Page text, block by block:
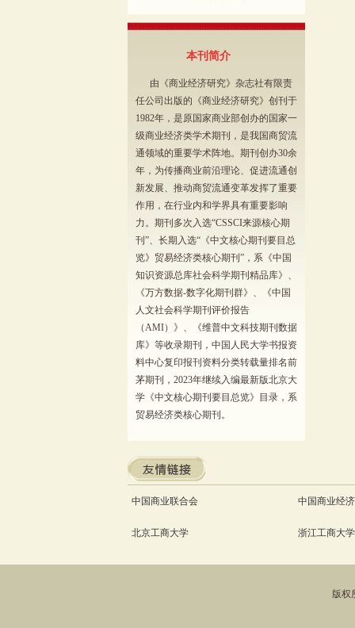
本刊简介
由《商业经济研究》杂志社有限责
任公司出版的《商业经济研究》创刊于
1982年，是原国家商业部创办的国家一
级商业经济类学术期刊，是我国商贸流
通领域的重要学术阵地。期刊创办30余
年，为传播商业前沿理论、促进流通创
新发展、推动商贸流通变革发挥了重要
作用，在行业内和学界具有重要影响
力。期刊多次入选“CSSCI来源核心期
刊”、长期入选“《中文核心期刊要目总
览》贸易经济类核心期刊”，系《中国
知识资源总库社会科学期刊精品库》、
《万方数据-数字化期刊群》、《中国
人文社会科学期刊评价报告
（AMI）》、《维普中文科技期刊数据
库》等收录期刊，中国人民大学书报资
料中心复印报刊资料分类转载量排名前
茅期刊，2023年继续入编最新版北京大
学《中文核心期刊要目总览》目录，系
贸易经济类核心期刊。
中国商业联合会 中国商业经
北京工商大学 浙江工商大学
版